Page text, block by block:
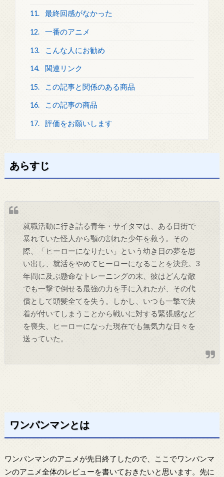
11. 最終回感がなかった
12. 一番のアニメ
13. こんな人にお勧め
14. 関連リンク
15. この記事と関係のある商品
16. この記事の商品
17. 評価をお願いします
あらすじ
就職活動に行き詰る青年・サイタマは、ある日街で
暴れていた怪人から顎の割れた少年を救う。その
際、「ヒーローになりたい」という幼き日の夢を思
い出し、就活をやめてヒーローになることを決意。3
年間に及ぶ懸命なトレーニングの末、彼はどんな敵
でも一撃で倒せる最強の力を手に入れたが、その代
償として頭髪全てを失う。しかし、いつも一撃で決
着が付いてしまうことから戦いに対する緊張感など
を喪失、ヒーローになった現在でも無気力な日々を
送っていた。
ワンパンマンとは
ワンパンマンのアニメが先日終了したので、ここでワンパンマ
ンのアニメ全体のレビューを書いておきたいと思います。先に